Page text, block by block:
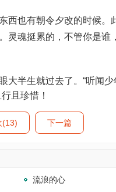
也有朝令夕改的时候。
灵魂挺累的，不管你是谁
半生就过去了。“听闻少
且珍惜！
(13) 下一篇
流浪的心